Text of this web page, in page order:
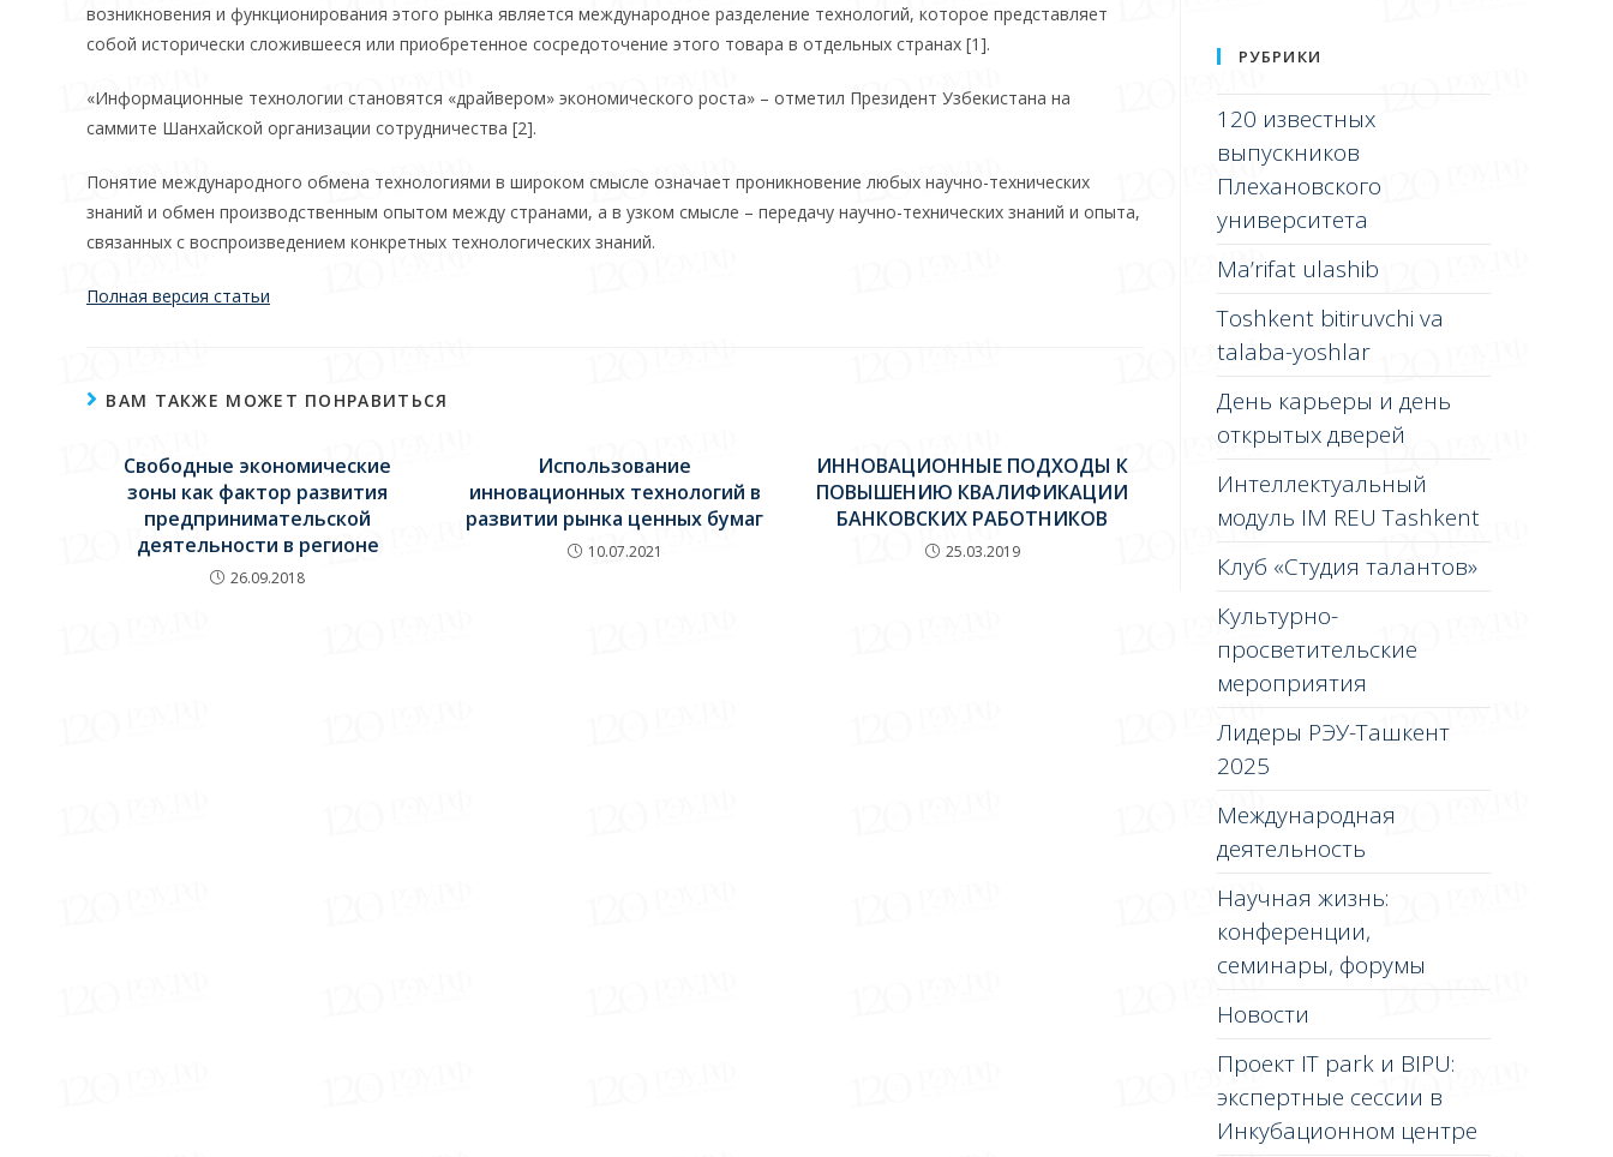
возникновения и функционирования этого рынка является международное разделение технологий, которое представляет
собой исторически сложившееся или приобретенное сосредоточение этого товара в отдельных странах [1].
«Информационные технологии становятся «драйвером» экономического роста» – отметил Президент Узбекистана на
саммите Шанхайской организации сотрудничества [2].
Понятие международного обмена технологиями в широком смысле означает проникновение любых научно-технических
знаний и обмен производственным опытом между странами, а в узком смысле – передачу научно-технических знаний и опыта,
связанных с воспроизведением конкретных технологических знаний.
Полная версия статьи
ВАМ ТАКЖЕ МОЖЕТ ПОНРАВИТЬСЯ
Свободные экономические
зоны как фактор развития
предпринимательской
деятельности в регионе
26.09.2018
Использование
инновационных технологий в
развитии рынка ценных бумаг
10.07.2021
ИННОВАЦИОННЫЕ ПОДХОДЫ К
ПОВЫШЕНИЮ КВАЛИФИКАЦИИ
БАНКОВСКИХ РАБОТНИКОВ
25.03.2019
РУБРИКИ
120 известных
выпускников
Плехановского
университета
Ma’rifat ulashib
Toshkent bitiruvchi va
talaba-yoshlar
День карьеры и день
открытых дверей
Интеллектуальный
модуль IM REU Tashkent
Клуб «Студия талантов»
Культурно-
просветительские
мероприятия
Лидеры РЭУ-Ташкент
2025
Международная
деятельность
Научная жизнь:
конференции,
семинары, форумы
Новости
Проект IT park и BIPU:
экспертные сессии в
Инкубационном центре